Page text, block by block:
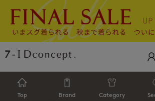
Top Brand Category